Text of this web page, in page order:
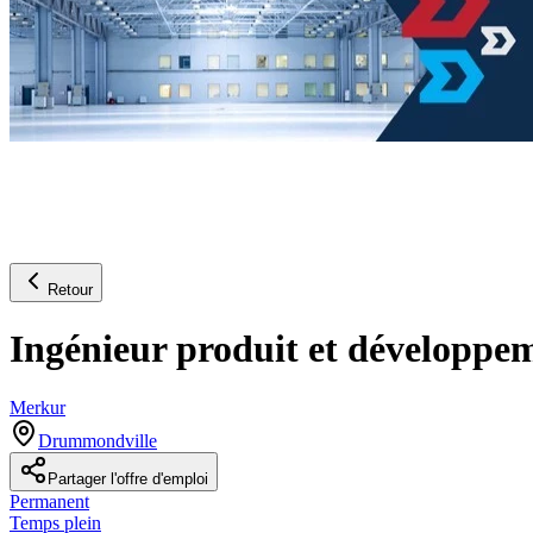
Retour
Ingénieur produit et
Merkur
Drummondville
Partager l'offre d'emploi
Permanent
Temps plein